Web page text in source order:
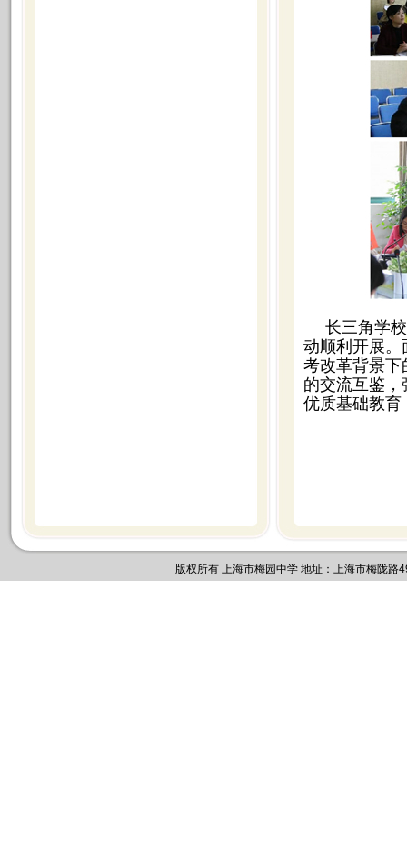
长三角学
动顺利开展。
考改革背景下
的交流互鉴
优质基础教育
版权所有 上海市梅园中学 地址：上海市梅陇